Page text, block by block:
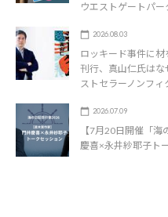
ウエストゲートパー
2026.08.03
ロッキード事件に
刊行、真山仁氏は
ストセラーノンフィ
2026.07.09
【7月20日開催「
慶喜×永井紗耶子ト